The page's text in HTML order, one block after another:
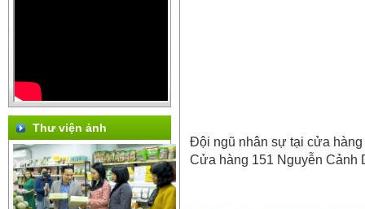
Thư viện ảnh
Đội ngũ nhân sự tại cửa hàng
Cửa hàng 151 Nguyễn Cảnh